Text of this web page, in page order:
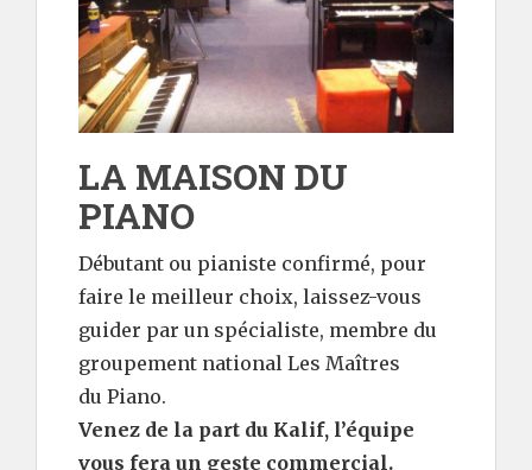
LA MAISON DU
PIANO
Débutant ou pianiste confirmé, pour
faire le meilleur choix, laissez-vous
guider par un spécialiste, membre du
groupement national Les Maîtres
du Piano.
Venez de la part du Kalif, l’équipe
vous fera un geste commercial.